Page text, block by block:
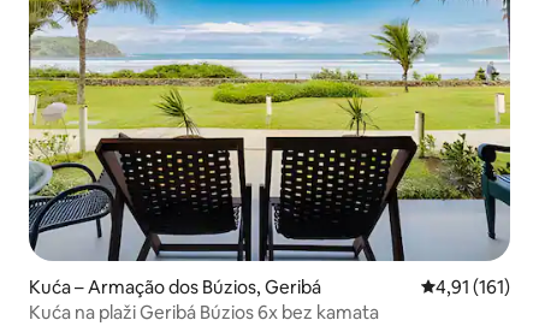
Kuća – Armação dos Búzios, Geribá Prosječna
4,91 (161)
Kuća na plaži Geribá Búzios 6x bez kamata